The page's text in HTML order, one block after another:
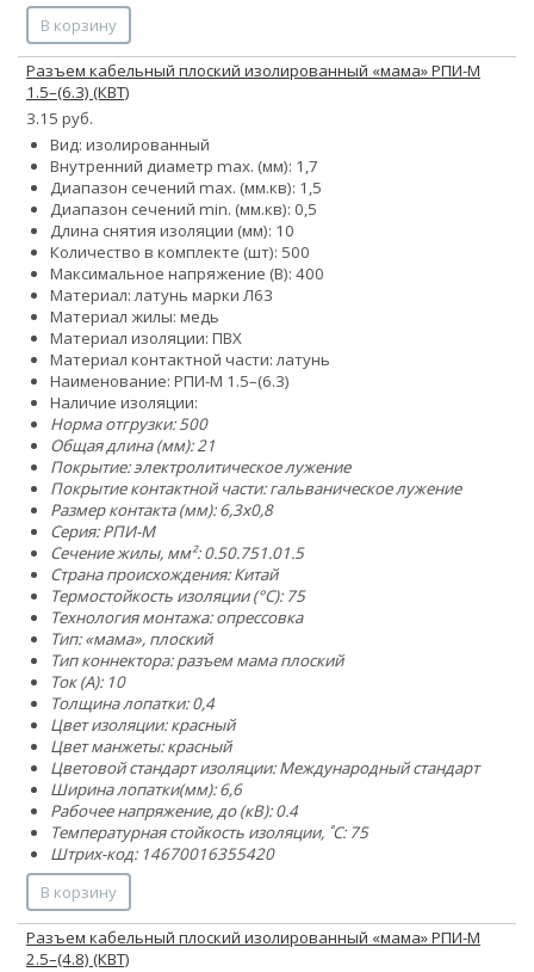
В корзину
Разъем кабельный плоский изолированный «мама» РПИ-М
1.5–(6.3) (КВТ)
3.15 руб.
Вид: изолированный
Внутренний диаметр max. (мм): 1,7
Диапазон сечений max. (мм.кв): 1,5
Диапазон сечений min. (мм.кв): 0,5
Длина снятия изоляции (мм): 10
Количество в комплекте (шт): 500
Максимальное напряжение (В): 400
Материал: латунь марки Л63
Материал жилы: медь
Материал изоляции: ПВХ
Материал контактной части: латунь
Наименование: РПИ-М 1.5–(6.3)
Наличие изоляции:
Норма отгрузки: 500
Общая длина (мм): 21
Покрытие: электролитическое лужение
Покрытие контактной части: гальваническое лужение
Размер контакта (мм): 6,3x0,8
Серия: РПИ-М
Сечение жилы, мм²:0.50.751.01.5
Страна происхождения: Китай
Термостойкость изоляции (°C): 75
Технология монтажа: опрессовка
Тип: «мама», плоский
Тип коннектора: разъем мама плоский
Ток (А): 10
Толщина лопатки: 0,4
Цвет изоляции: красный
Цвет манжеты: красный
Цветовой стандарт изоляции: Международный стандарт
Ширина лопатки(мм): 6,6
Рабочее напряжение, до (кВ): 0.4
Температурная стойкость изоляции, ˚С: 75
Штрих-код: 14670016355420
В корзину
Разъем кабельный плоский изолированный «мама» РПИ-М
2.5–(4.8) (КВТ)